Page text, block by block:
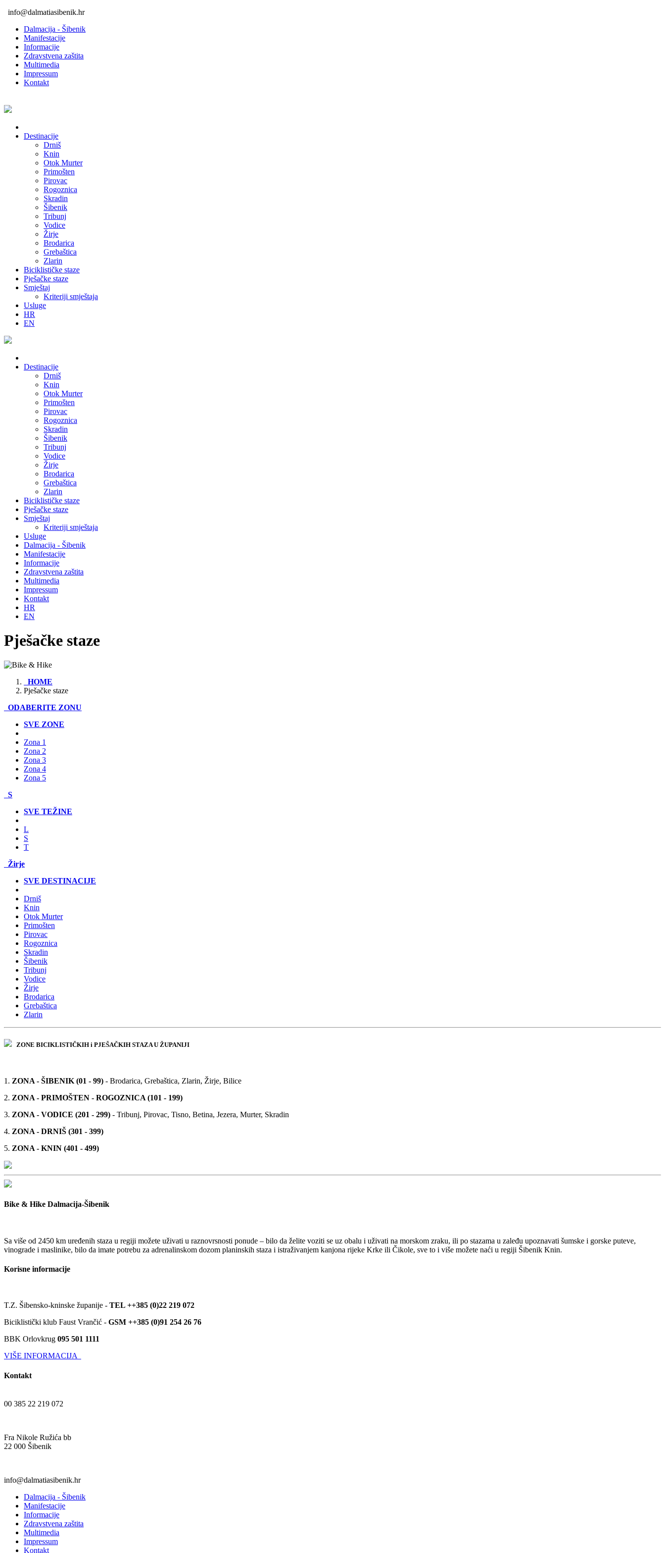
info@dalmatiasibenik.hr
Dalmacija - Šibenik
Manifestacije
Informacije
Zdravstvena zaštita
Multimedia
Impressum
Kontakt
Destinacije
Drniš
Knin
Otok Murter
Primošten
Pirovac
Rogoznica
Skradin
Šibenik
Tribunj
Vodice
Žirje
Brodarica
Grebaštica
Zlarin
Biciklističke staze
Pješačke staze
Smještaj
Kriteriji smještaja
Usluge
HR
EN
Destinacije
Drniš
Knin
Otok Murter
Primošten
Pirovac
Rogoznica
Skradin
Šibenik
Tribunj
Vodice
Žirje
Brodarica
Grebaštica
Zlarin
Biciklističke staze
Pješačke staze
Smještaj
Kriteriji smještaja
Usluge
Dalmacija - Šibenik
Manifestacije
Informacije
Zdravstvena zaštita
Multimedia
Impressum
Kontakt
HR
EN
Pješačke staze
HOME
Pješačke staze
ODABERITE ZONU
SVE ZONE
Zona 1
Zona 2
Zona 3
Zona 4
Zona 5
S
SVE TEŽINE
L
S
T
Žirje
SVE DESTINACIJE
Drniš
Knin
Otok Murter
Primošten
Pirovac
Rogoznica
Skradin
Šibenik
Tribunj
Vodice
Žirje
Brodarica
Grebaštica
Zlarin
ZONE BICIKLISTIČKIH i PJEŠAČKIH STAZA U ŽUPANIJI
1. ZONA - ŠIBENIK (01 - 99) - Brodarica, Grebaštica, Zlarin, Žirje, Bilice
2. ZONA - PRIMOŠTEN - ROGOZNICA (101 - 199)
3. ZONA - VODICE (201 - 299) - Tribunj, Pirovac, Tisno, Betina, Jezera, Murter, Skradin
4. ZONA - DRNIŠ (301 - 399)
5. ZONA - KNIN (401 - 499)
Bike & Hike Dalmacija-Šibenik
Sa više od 2450 km uređenih staza u regiji možete uživati u raznovrsnosti ponude – bilo da želite voziti se uz obalu i uživati na morskom zraku, ili po stazama u zaleđu upoznavati šumske i gorske puteve,
vinograde i maslinike, bilo da imate potrebu za adrenalinskom dozom planinskih staza i istraživanjem kanjona rijeke Krke ili Čikole, sve to i više možete naći u regiji Šibenik Knin.
Korisne informacije
T.Z. Šibensko-kninske županije - TEL ++385 (0)22 219 072
Biciklistički klub Faust Vrančić - GSM ++385 (0)91 254 26 76
BBK Orlovkrug 095 501 1111
VIŠE INFORMACIJA
Kontakt
00 385 22 219 072
Fra Nikole Ružića bb
22 000 Šibenik
info@dalmatiasibenik.hr
Dalmacija - Šibenik
Manifestacije
Informacije
Zdravstvena zaštita
Multimedia
Impressum
Kontakt